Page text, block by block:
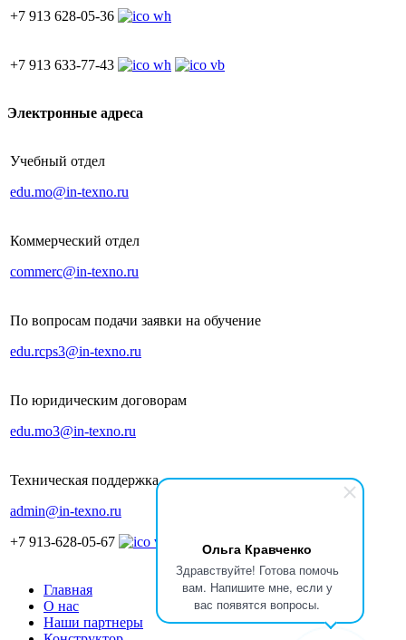
Ольга Кравченко
Здравствуйте! Готова помочь
вам. Напишите мне, если у
вас появятся вопросы.
+7 913 628-05-36
+7 913 633-77-43
Электронные адреса
Учебный отдел
edu.mo@in-texno.ru
Коммерческий отдел
commerc@in-texno.ru
По вопросам подачи заявки на обучение
edu.rcps3@in-texno.ru
По юридическим договорам
edu.mo3@in-texno.ru
Техническая поддержка
admin@in-texno.ru
+7 913-628-05-67
Главная
О нас
Наши партнеры